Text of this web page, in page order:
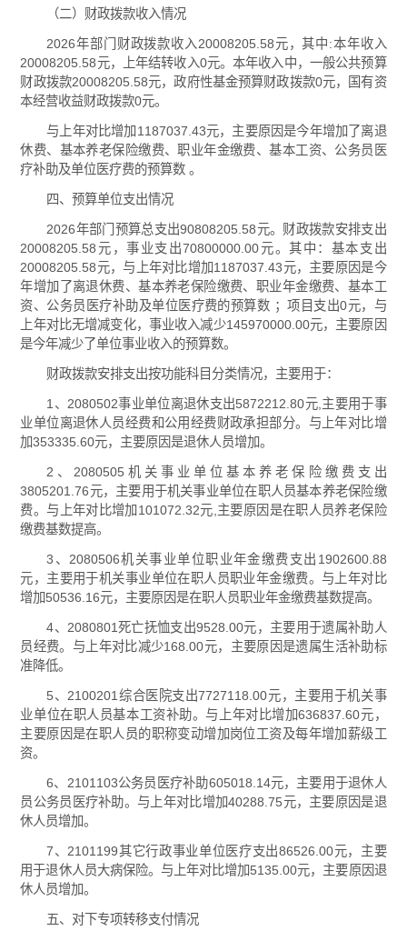
（二）财政拨款收入情况
2026年部门财政拨款收入20008205.58元，其中:本年收入
20008205.58元，上年结转收入0元。本年收入中，一般公共预算
财政拨款20008205.58元，政府性基金预算财政拨款0元，国有资
本经营收益财政拨款0元。
与上年对比增加1187037.43元，主要原因是今年增加了离退
休费、基本养老保险缴费、职业年金缴费、基本工资、公务员医
疗补助及单位医疗费的预算数 。
四、预算单位支出情况
2026年部门预算总支出90808205.58元。财政拨款安排支出
20008205.58元，事业支出70800000.00元。其中：基本支出
20008205.58元，与上年对比增加1187037.43元，主要原因是今
年增加了离退休费、基本养老保险缴费、职业年金缴费、基本工
资、公务员医疗补助及单位医疗费的预算数 ；项目支出0元，与
上年对比无增减变化，事业收入减少145970000.00元，主要原因
是今年减少了单位事业收入的预算数。
财政拨款安排支出按功能科目分类情况，主要用于：
1、2080502事业单位离退休支出5872212.80元,主要用于事
业单位离退休人员经费和公用经费财政承担部分。与上年对比增
加353335.60元，主要原因是退休人员增加。
2、2080505机关事业单位基本养老保险缴费支出
3805201.76元，主要用于机关事业单位在职人员基本养老保险缴
费。与上年对比增加101072.32元,主要原因是在职人员养老保险
缴费基数提高。
3、2080506机关事业单位职业年金缴费支出1902600.88
元，主要用于机关事业单位在职人员职业年金缴费。与上年对比
增加50536.16元，主要原因是在职人员职业年金缴费基数提高。
4、2080801死亡抚恤支出9528.00元，主要用于遗属补助人
员经费。与上年对比减少168.00元，主要原因是遗属生活补助标
准降低。
5、2100201综合医院支出7727118.00元，主要用于机关事
业单位在职人员基本工资补助。与上年对比增加636837.60元，
主要原因是在职人员的职称变动增加岗位工资及每年增加薪级工
资。
6、2101103公务员医疗补助605018.14元，主要用于退休人
员公务员医疗补助。与上年对比增加40288.75元，主要原因是退
休人员增加。
7、2101199其它行政事业单位医疗支出86526.00元，主要
用于退休人员大病保险。与上年对比增加5135.00元，主要原因退
休人员增加。
五、对下专项转移支付情况